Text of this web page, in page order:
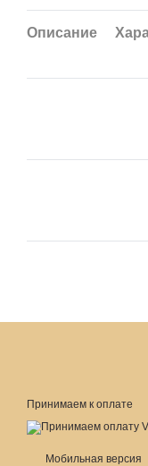
Описание
Принимаем к оплате
Мобильная версия